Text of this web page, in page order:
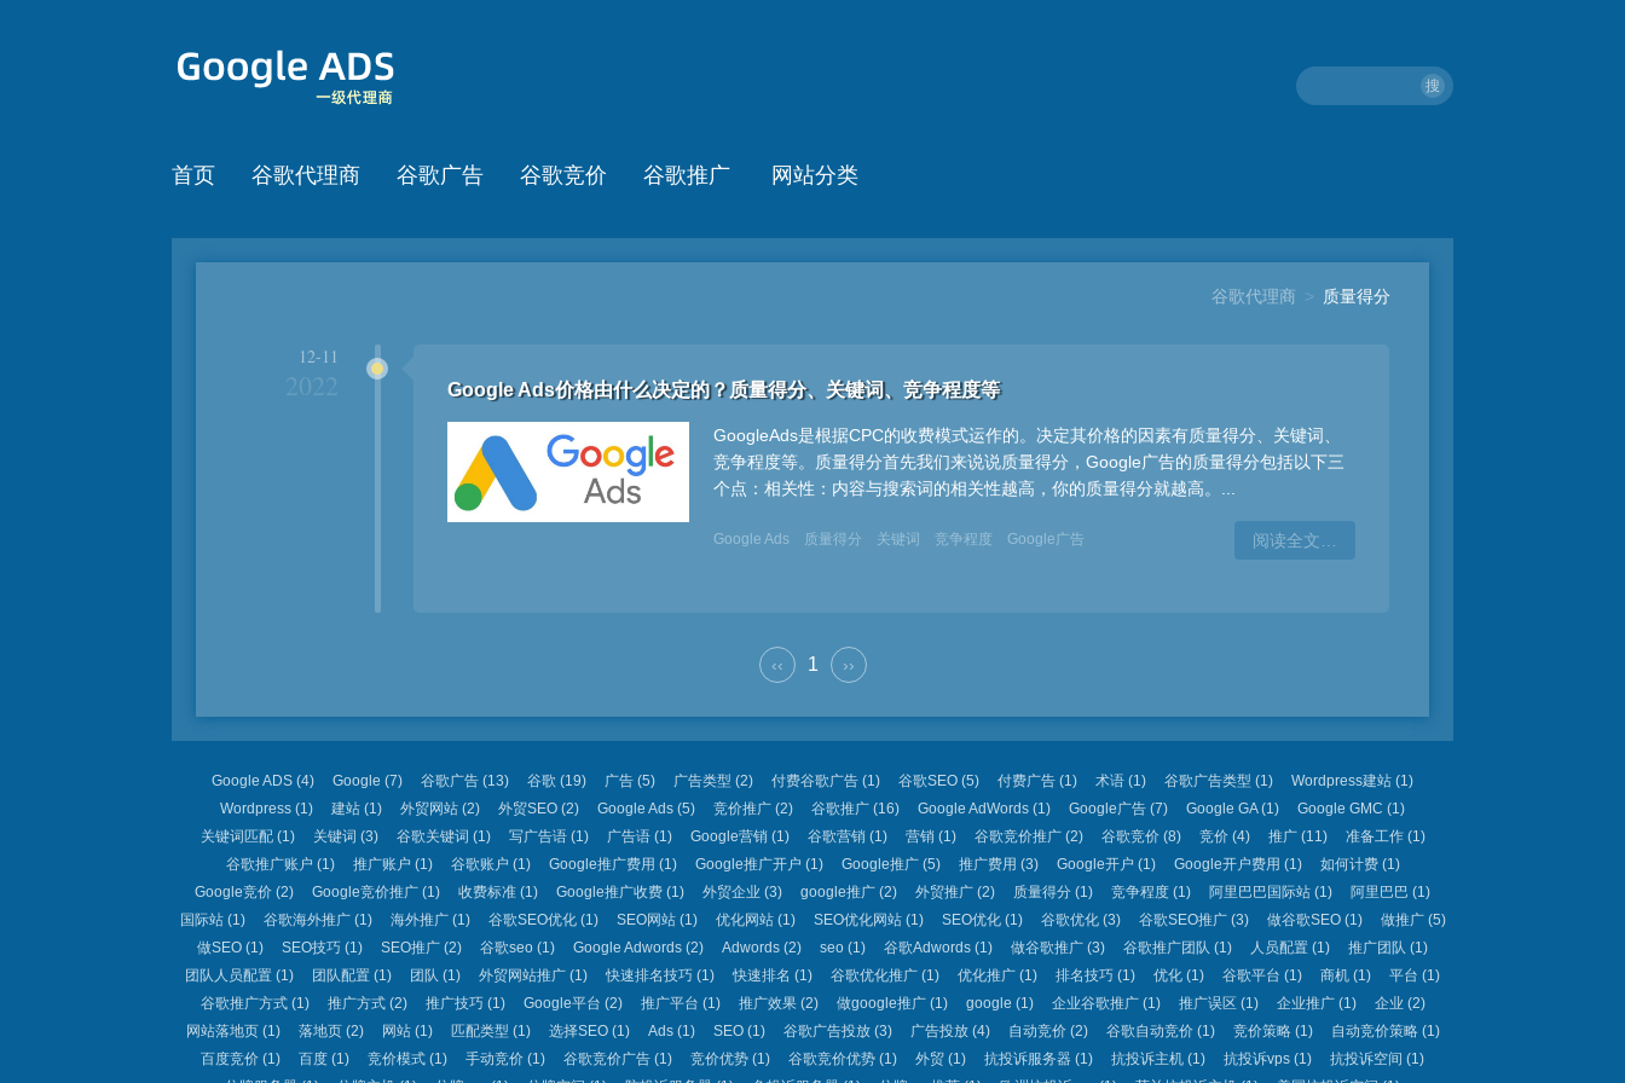
搜
首页 谷歌代理商 谷歌广告 谷歌竞价 谷歌推广 网站分类
谷歌代理商 > 质量得分
12-11
2022 Google Ads价格由什么决定的？质量得分、关键词、竞争程度等
GoogleAds是根据CPC的收费模式运作的。决定其价格的因素有质量得分、关键词、
竞争程度等。质量得分首先我们来说说质量得分，Google广告的质量得分包括以下三
个点：相关性：内容与搜索词的相关性越高，你的质量得分就越高。...
阅读全文…
Google Ads 质量得分 关键词 竞争程度 Google广告
‹‹ 1 ››
Google ADS (4) Google (7) 谷歌广告 (13) 谷歌 (19) 广告 (5) 广告类型 (2) 付费谷歌广告 (1) 谷歌SEO (5) 付费广告 (1) 术语 (1) 谷歌广告类型 (1) Wordpress建站 (1)
Wordpress (1) 建站 (1) 外贸网站 (2) 外贸SEO (2) Google Ads (5) 竞价推广 (2) 谷歌推广 (16) Google AdWords (1) Google广告 (7) Google GA(1) Google GMC (1)
关键词匹配(1) 关键词 (3) 谷歌关键词 (1) 写广告语(1) 广告语(1) Google营销(1) 谷歌营销(1) 营销(1) 谷歌竞价推广(2) 谷歌竞价(8) 竞价(4) 推广(11) 准备工作(1)
谷歌推广账户 (1) 推广账户 (1) 谷歌账户 (1) Google推广费用 (1) Google推广开户 (1) Google推广(5) 推广费用 (3) Google开户 (1) Google开户费用 (1) 如何计费(1)
Google竞价 (2) Google竞价推广 (1) 收费标准 (1) Google推广收费 (1) 外贸企业 (3) google推广 (2) 外贸推广 (2) 质量得分 (1) 竞争程度 (1) 阿里巴巴国际站 (1) 阿里巴巴 (1)
国际站(1) 谷歌海外推广(1) 海外推广(1) 谷歌SEO优化(1) SEO网站(1) 优化网站(1) SEO优化网站(1) SEO优化(1) 谷歌优化(3) 谷歌SEO推广(3) 做谷歌SEO(1) 做推广(5)
做SEO (1) SEO技巧 (1) SEO推广 (2) 谷歌seo (1) Google Adwords (2) Adwords (2) seo (1) 谷歌Adwords (1) 做谷歌推广 (3) 谷歌推广团队 (1) 人员配置 (1) 推广团队 (1)
团队人员配置 (1) 团队配置 (1) 团队 (1) 外贸网站推广 (1) 快速排名技巧 (1) 快速排名 (1) 谷歌优化推广 (1) 优化推广 (1) 排名技巧 (1) 优化 (1) 谷歌平台 (1) 商机 (1) 平台 (1)
谷歌推广方式(1) 推广方式(2) 推广技巧(1) Google平台 (2) 推广平台 (1) 推广效果(2) 做google推广(1) google (1) 企业谷歌推广(1) 推广误区 (1) 企业推广(1) 企业 (2)
网站落地页(1) 落地页(2) 网站(1) 匹配类型 (1) 选择SEO(1) Ads(1) SEO(1) 谷歌广告投放(3) 广告投放(4) 自动竞价(2) 谷歌自动竞价(1) 竞价策略(1) 自动竞价策略(1)
百度竞价 (1) 百度 (1) 竞价模式 (1) 手动竞价 (1) 谷歌竞价广告 (1) 竞价优势 (1) 谷歌竞价优势 (1) 外贸 (1) 抗投诉服务器 (1) 抗投诉主机 (1) 抗投诉vps (1) 抗投诉空间 (1)